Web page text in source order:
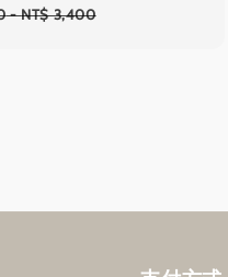
-NT$ 3,400